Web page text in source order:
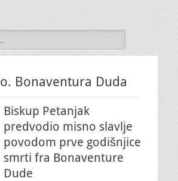
o. Bonaventura Duda
Biskup Petanjak
predvodio misno slavlje
povodom prve godišnjice
smrti fra Bonaventure
Dude